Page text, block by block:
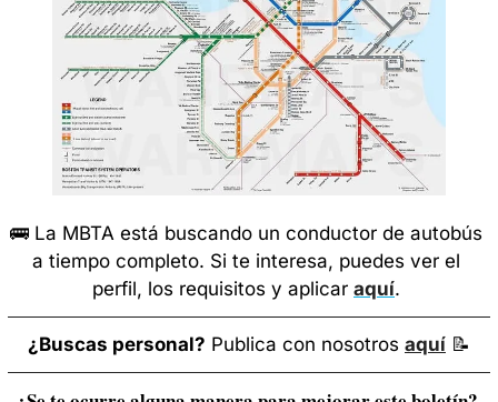
🚌 La MBTA está buscando un conductor de autobús
a tiempo completo. Si te interesa, puedes ver el
perfil, los requisitos y aplicar aquí.
¿Buscas personal? Publica con nosotros aquí 📝